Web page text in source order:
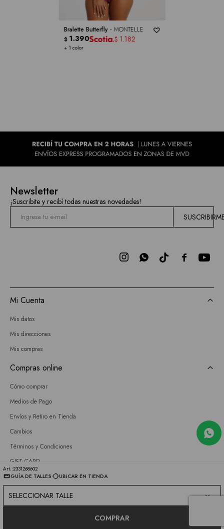
2331268602
GUÍA DE TALLES
UBICAR EN TIENDA
SELECCIONAR TALLE
COMPRAR
Bralette Butterfly - MONTELLE
+ 1 color
$ 1.390 $ 1.182
Newsletter
¡Suscribite y recibí todas nuestras novedades!

 
Mi Cuenta
Mis datos
Mis direcciones
Mis compras
Compras online
Cómo comprar
Medios de Pago
Envíos y Retiro en Tienda
Cambios
Términos y Condiciones
GIFT CARD
Empresa
Sobre nosotros